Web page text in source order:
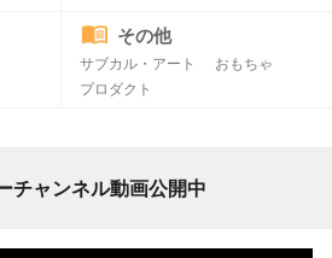
その他
サブカル・アート
おもちゃ
プロダクト
チャンネル動画公開中